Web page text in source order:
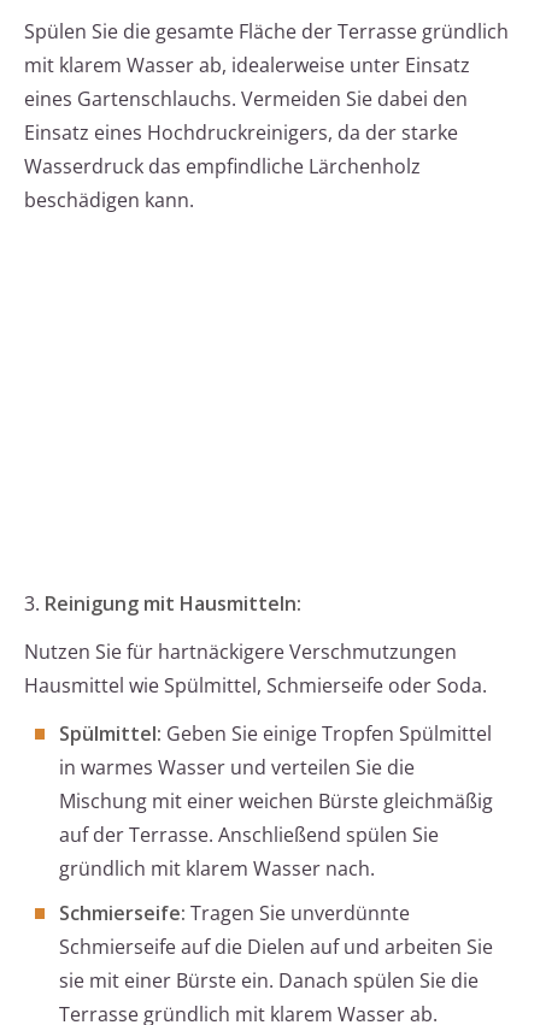
Spülen Sie die gesamte Fläche der Terrasse gründlich
mit klarem Wasser ab, idealerweise unter Einsatz
eines Gartenschlauchs. Vermeiden Sie dabei den
Einsatz eines Hochdruckreinigers, da der starke
Wasserdruck das empfindliche Lärchenholz
beschädigen kann.
3. Reinigung mit Hausmitteln:
Nutzen Sie für hartnäckigere Verschmutzungen
Hausmittel wie Spülmittel, Schmierseife oder Soda.
Spülmittel: Geben Sie einige Tropfen Spülmittel
in warmes Wasser und verteilen Sie die
Mischung mit einer weichen Bürste gleichmäßig
auf der Terrasse. Anschließend spülen Sie
gründlich mit klarem Wasser nach.
Schmierseife: Tragen Sie unverdünnte
Schmierseife auf die Dielen auf und arbeiten Sie
sie mit einer Bürste ein. Danach spülen Sie die
Terrasse gründlich mit klarem Wasser ab.